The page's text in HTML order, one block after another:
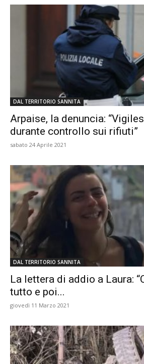
DAL TERRITORIO SANNITA
Arpaise, la denuncia:
durante controllo sui rifiuti”
sabato 24 Aprile 2021
DAL TERRITORIO SANNITA
La lettera di addio a Laura:
tutto e poi...
giovedì 11 Marzo 2021